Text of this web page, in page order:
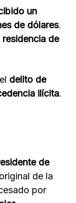
un
de dólares.
residencia de
delito de
ilícita.
de
original de la
por